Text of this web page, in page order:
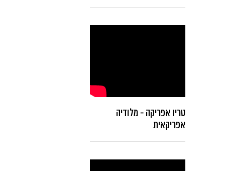
טריו אפריקה - מלודיה
אפריקאית